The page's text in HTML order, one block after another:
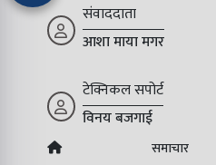
संवाददाता
आशा माया मगर
टेक्निकल सपोर्ट
विनय बजगाई
समाचार